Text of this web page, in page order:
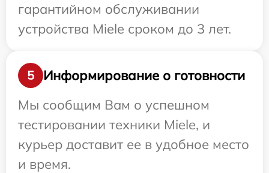
гарантийном обслуживании
устройства Miele сроком до 3 лет.
5
Информирование о готовности
Мы сообщим Вам о успешном
тестировании техники Miele, и
курьер доставит ее в удобное место
и время.